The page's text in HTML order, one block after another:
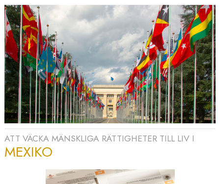
ATT VÄCKA MÄNSKLIGA RÄTTIGHETER TILL LIV I
MEXIKO